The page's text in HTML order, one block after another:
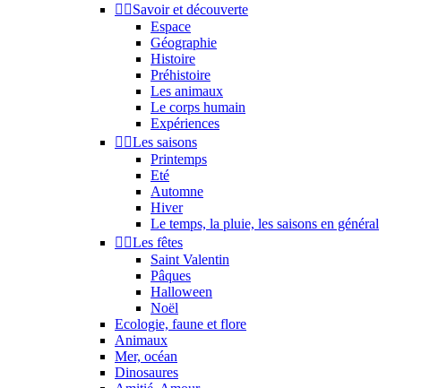
 Savoir et découverte
Espace
Géographie
Histoire
Préhistoire
Les animaux
Le corps humain
Expériences
 Les saisons
Printemps
Eté
Automne
Hiver
Le temps, la pluie, les saisons en général
 Les fêtes
Saint Valentin
Pâques
Halloween
Noël
Ecologie, faune et flore
Animaux
Mer, océan
Dinosaures